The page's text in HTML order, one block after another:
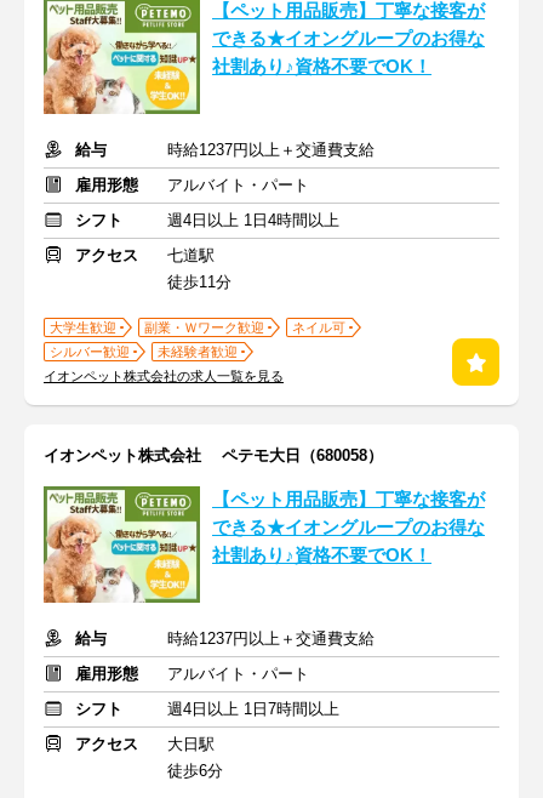
【ペット用品販売】丁寧な接客が
できる★イオングループのお得な
社割あり♪資格不要でOK！
給与
時給1237円以上＋交通費支給
雇用形態
アルバイト・パート
シフト
週4日以上 1日4時間以上
アクセス
七道駅
徒歩11分
大学生歓迎 副業・Ｗワーク歓迎
ネイル可
シルバー歓迎
未経験者歓迎
イオンペット株式会社の求人一覧を見る
イオンペット株式会社 ペテモ大日（680058）
【ペット用品販売】丁寧な接客が
できる★イオングループのお得な
社割あり♪資格不要でOK！
給与
時給1237円以上＋交通費支給
雇用形態
アルバイト・パート
シフト
週4日以上 1日7時間以上
アクセス
大日駅
徒歩6分